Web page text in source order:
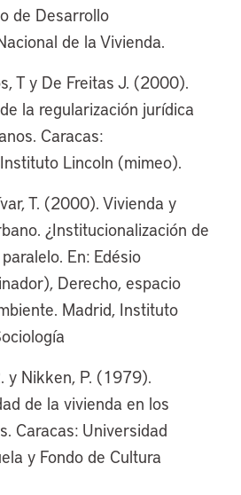
de Desarrollo
de la Vivienda.
T y De Freitas J. (2000).
la regularización jurídica
Caracas:
Lincoln (mimeo).
T. (2000). Vivienda y
¿Institucionalización de
En: Edésio
Derecho, espacio
Madrid, Instituto
y Nikken, P. (1979).
de la vivienda en los
Caracas: Universidad
y Fondo de Cultura